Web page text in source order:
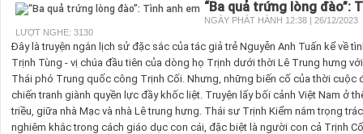
“Ba quả trứng lòng đào”:
NGÀY PHÁT HÀNH 12:38 | 26/12/2023
LƯỢT NGHE: 3130
Đây là truyện ngắn lịch sử đặc sắc của tác giả trẻ Nguyễn Anh Tuấn kể về
Trịnh Tùng - vị chúa đầu tiên của dòng họ Trịnh dưới thời Lê Trung hưng
Thái phó Trung quốc công Trịnh Cối. Nhưng, những biến cố của thời cuộc
chiến tranh giành quyền lực đầy khốc liệt. Truyện lấy bối cảnh Việt Nam ở
triều, giữa nhà Mạc và nhà Lê trung hưng. Thái sư Trịnh Kiểm nắm trọng
nghiêm khắc trong cách giáo dục con cái, đặc biệt là người con cả Trịnh